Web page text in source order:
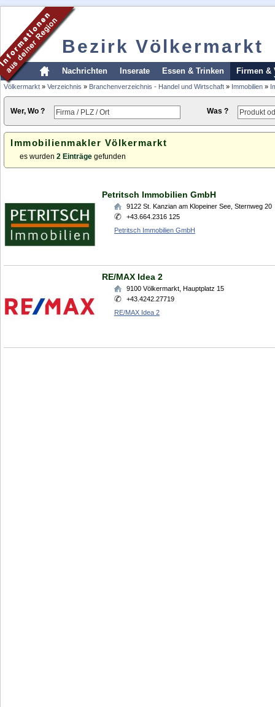
Bezirk Völkermarkt
Nachrichten Inserate Essen & Trinken Firmen &
Völkermarkt » Verzeichnis » Branchenverzeichnis - Handel und Wirtschaft » Immobilien »
Wer, Wo ? Was ?
Immobilienmakler Völkermarkt
es wurden 2 Einträge gefunden
Petritsch Immobilien GmbH
9122 St. Kanzian am Klopeiner See Sternweg 20
+43.664.2316 125
Petritsch Immobilien GmbH
RE/MAX Idea 2
9100 Völkermarkt Hauptplatz 15
+43.4242.27719
RE/MAX Idea 2